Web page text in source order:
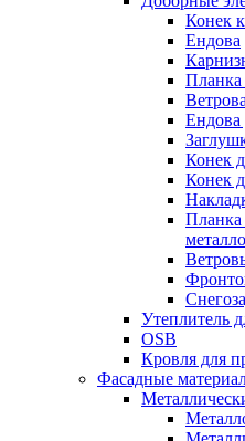
Конек
Ендова
Ендова
Конек
Конек
Утеплитель
OSB
Кровля для
Фасадные